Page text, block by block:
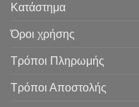
Κατάστημα
Όροι χρήσης
Τρόποι Πληρωμής
Τρόποι Αποστολής